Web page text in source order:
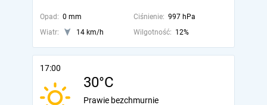
Opad: 0 mm Ciśnienie: 997 hPa
Wiatr:
14 km/h Wilgotność: 12%
17:00
30°C
Prawie bezchmurnie